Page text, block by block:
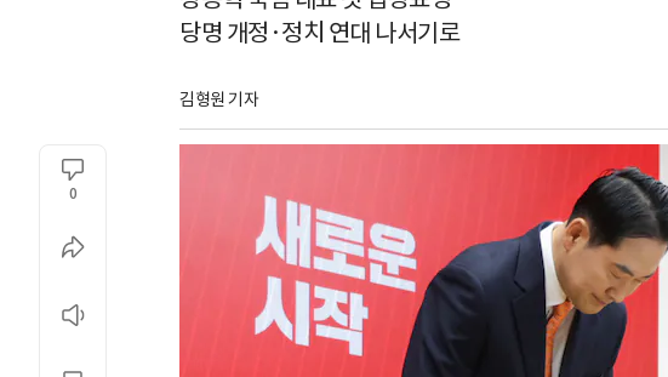
당명 개정·정치 연대 나서기로
김형원 기자
0